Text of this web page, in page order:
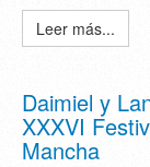
Leer más...
Daimiel y
XXXVI
Mancha